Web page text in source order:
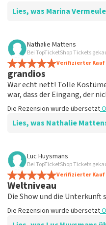
Lies, was Marina
Bewertung von Marina
Am Ende war die
Der Preis für den Ort ist
Die Rezension wurde übersetzt
Nathalie Mattens
Bei TopTicketShop Tickets
Verifizierter Kauf
grandios
War echt nett! Tolle
war, dass der Eingang, der
Die Rezension wurde übersetzt
Lies, was Nathalie
Bewertung von Nathalie
grandios
Die Rezension wurde übersetzt
Luc Huysmans
Bei TopTicketShop Tickets
Verifizierter Kauf
Weltniveau
Die Show und die Unterkunft
Die Rezension wurde übersetzt